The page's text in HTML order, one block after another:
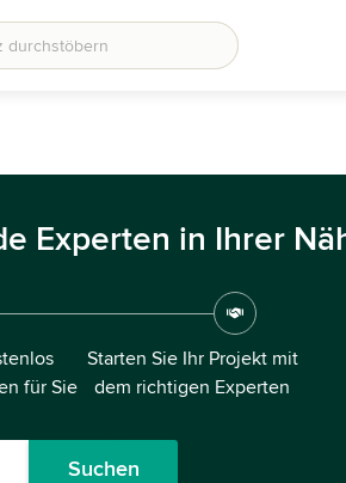
Experten in Ihrer
für Sie
Starten Sie Ihr Projekt mit
dem richtigen Experten
Suchen